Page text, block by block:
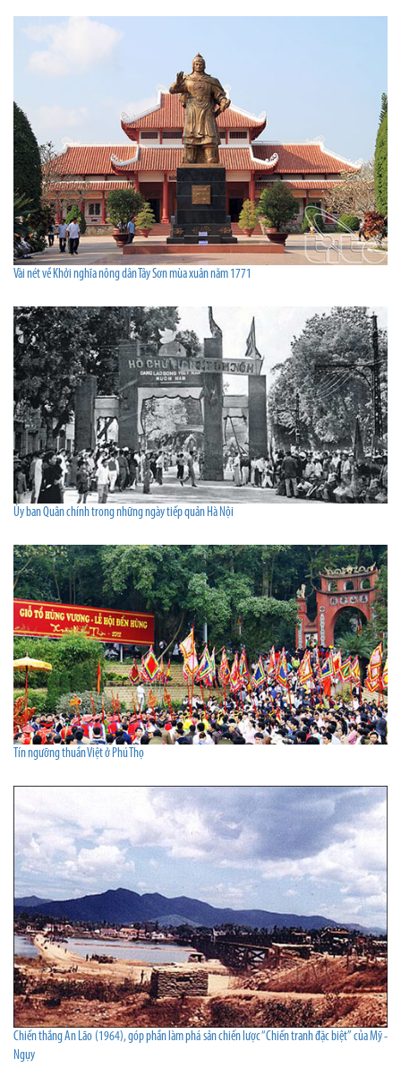
Vài nét về Khởi nghĩa nông dân Tây Sơn mùa xuân năm 1771
Ủy ban Quân chính trong những ngày tiếp quản Hà Nội
Tín ngưỡng thuần Việt ở Phú Thọ
Chiến thắng An Lão (1964), góp phần làm phá sản chiến lược “Chiến tranh đặc biệt” của Mỹ -
Ngụy